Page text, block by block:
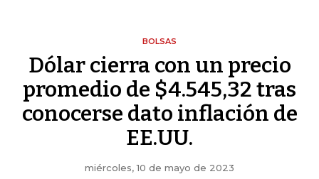
BOLSAS
Dólar cierra con un precio
promedio de $4.545,32 tras
conocerse dato inflación de
EE.UU.
miércoles, 10 de mayo de 2023